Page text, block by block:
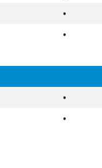
•
•
•
•